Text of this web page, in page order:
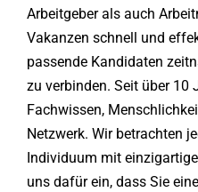
Arbeitgeber als auch
Vakanzen schnell und
passende Kandidaten
zu verbinden. Seit über 10
Fachwissen,
Netzwerk. Wir betrachten
Individuum mit
uns dafür ein, dass Sie